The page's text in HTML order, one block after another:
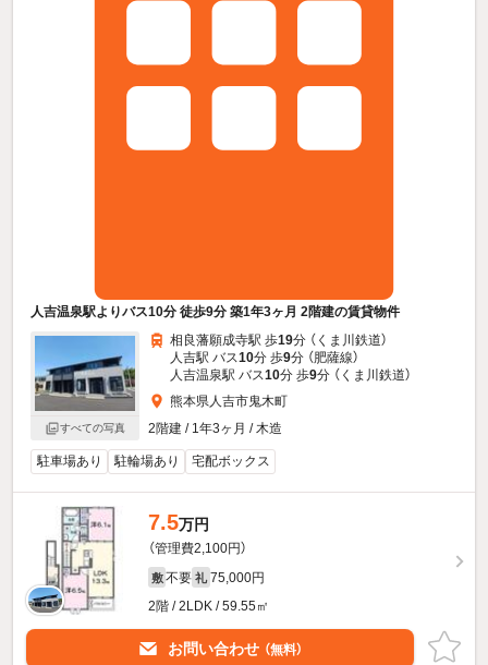
人吉温泉駅よりバス10分 徒歩9分 築1年3ヶ月 2階建の賃貸物件
すべての写真
相良藩願成寺駅 歩19分 （くま川鉄道）
人吉駅 バス10分 歩9分 （肥薩線）
人吉温泉駅 バス10分 歩9分 （くま川鉄道）
熊本県人吉市鬼木町
2階建 / 1年3ヶ月 / 木造
駐車場あり 駐輪場あり 宅配ボックス
7.5万円
（管理費2,100円）
敷 不要 礼 75,000円
2階 / 2LDK / 59.55㎡
お問い合わせ （無料）